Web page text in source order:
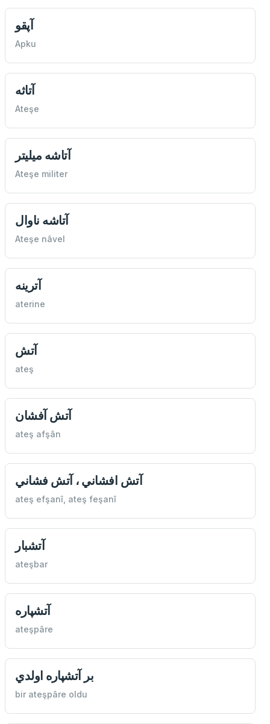
آپقو
Apku
آتاثه
Ateşe
آتاشه ميليتر
Ateşe militer
آتاشه‌ ناوال
Ateşe nâvel
آترينه
aterine
آتش
ateş
آتش آفشان
ateş afşân
آتش افشاني ، آتش فشاني
ateş efşanî, ateş feşanî
آتشبار
ateşbar
آتشپاره
ateşpâre
بر آتشپاره اولدي
bir ateşpâre oldu